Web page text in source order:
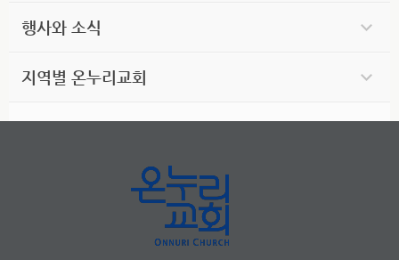
행사와 소식
지역별 온누리교회